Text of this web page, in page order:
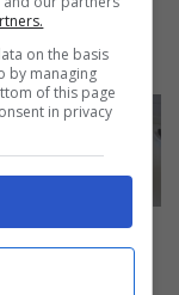
forte,
giorni.
on the basis
by managing
of this page
in privacy